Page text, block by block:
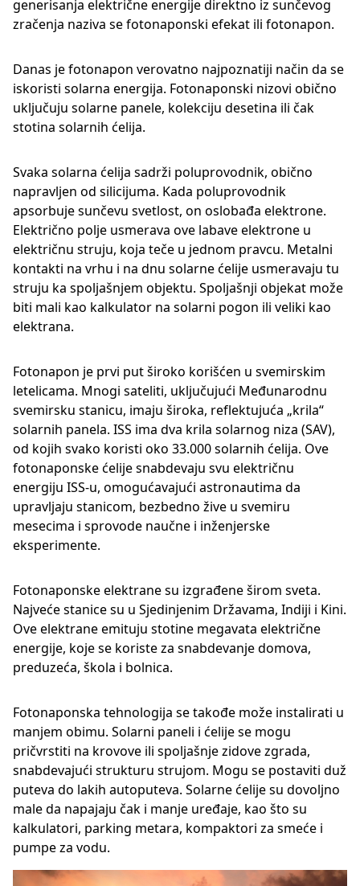
generisanja električne energije direktno iz sunčevog
zračenja naziva se fotonaponski efekat ili fotonapon.
Danas je fotonapon verovatno najpoznatiji način da se
iskoristi solarna energija. Fotonaponski nizovi obično
uključuju solarne panele, kolekciju desetina ili čak
stotina solarnih ćelija.
Svaka solarna ćelija sadrži poluprovodnik, obično
napravljen od silicijuma. Kada poluprovodnik
apsorbuje sunčevu svetlost, on oslobađa elektrone.
Električno polje usmerava ove labave elektrone u
električnu struju, koja teče u jednom pravcu. Metalni
kontakti na vrhu i na dnu solarne ćelije usmeravaju tu
struju ka spoljašnjem objektu. Spoljašnji objekat može
biti mali kao kalkulator na solarni pogon ili veliki kao
elektrana.
Fotonapon je prvi put široko korišćen u svemirskim
letelicama. Mnogi sateliti, uključujući Međunarodnu
svemirsku stanicu, imaju široka, reflektujuća „krila“
solarnih panela. ISS ima dva krila solarnog niza (SAV),
od kojih svako koristi oko 33.000 solarnih ćelija. Ove
fotonaponske ćelije snabdevaju svu električnu
energiju ISS-u, omogućavajući astronautima da
upravljaju stanicom, bezbedno žive u svemiru
mesecima i sprovode naučne i inženjerske
eksperimente.
Fotonaponske elektrane su izgrađene širom sveta.
Najveće stanice su u Sjedinjenim Državama, Indiji i Kini.
Ove elektrane emituju stotine megavata električne
energije, koje se koriste za snabdevanje domova,
preduzeća, škola i bolnica.
Fotonaponska tehnologija se takođe može instalirati u
manjem obimu. Solarni paneli i ćelije se mogu
pričvrstiti na krovove ili spoljašnje zidove zgrada,
snabdevajući strukturu strujom. Mogu se postaviti duž
puteva do lakih autoputeva. Solarne ćelije su dovoljno
male da napajaju čak i manje uređaje, kao što su
kalkulatori, parking metara, kompaktori za smeće i
pumpe za vodu.